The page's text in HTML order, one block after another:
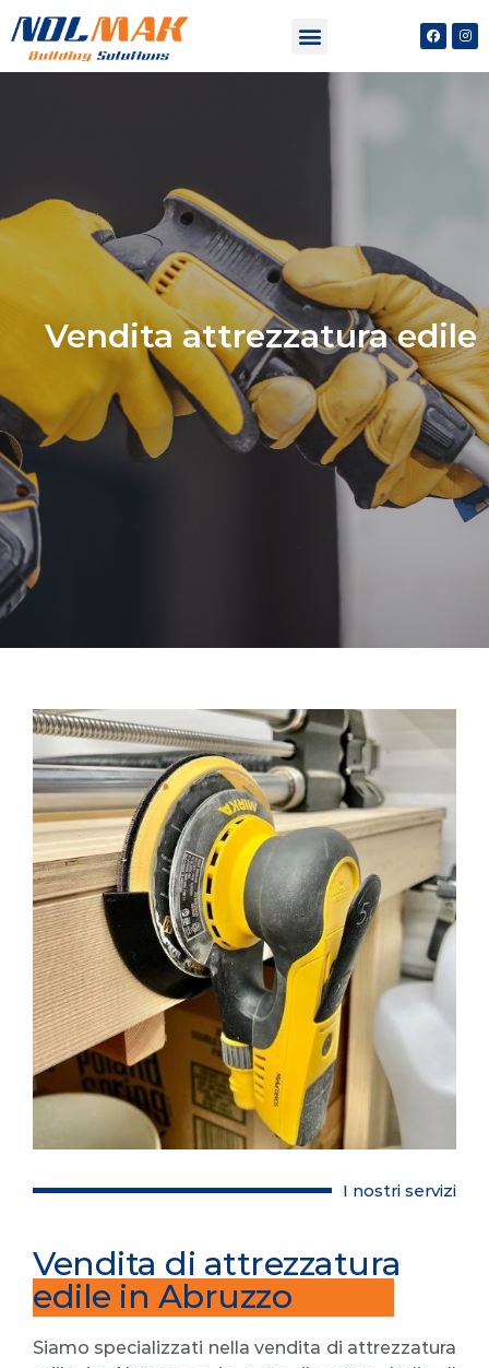
Vendita attrezzatura edile
I nostri servizi
Vendita di attrezzatura
edile in Abruzzo
Siamo specializzati nella vendita di attrezzatura